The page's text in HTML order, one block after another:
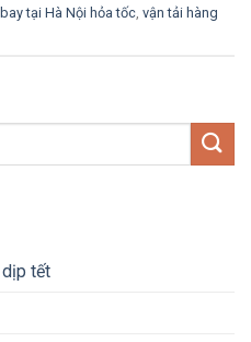
tại Hà Nội hỏa tốc vận tải hàng
tết